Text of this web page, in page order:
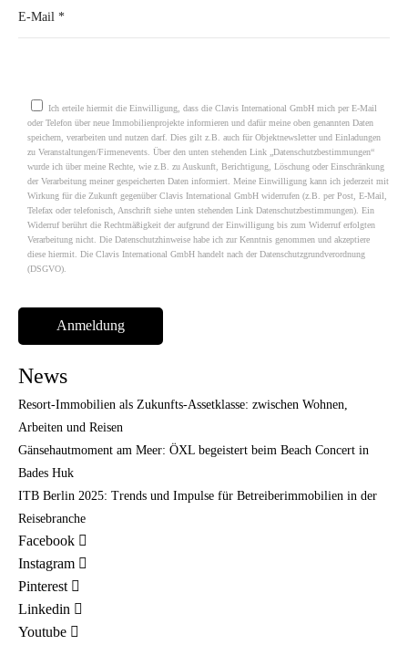
Ich erteile hiermit die Einwilligung, dass die Clavis International GmbH mich per E-Mail
oder Telefon über neue Immobilienprojekte informieren und dafür meine oben genannten Daten
speichern, verarbeiten und nutzen darf. Dies gilt z.B. auch für Objektnewsletter und Einladungen
zu Veranstaltungen/Firmenevents. Über den unten stehenden Link „Datenschutzbestimmungen“
wurde ich über meine Rechte, wie z.B. zu Auskunft, Berichtigung, Löschung oder Einschränkung
der Verarbeitung meiner gespeicherten Daten informiert. Meine Einwilligung kann ich jederzeit mit
Wirkung für die Zukunft gegenüber Clavis International GmbH widerrufen (z.B. per Post, E-Mail,
Telefax oder telefonisch, Anschrift siehe unten stehenden Link Datenschutzbestimmungen). Ein
Widerruf berührt die Rechtmäßigkeit der aufgrund der Einwilligung bis zum Widerruf erfolgten
Verarbeitung nicht. Die Datenschutzhinweise habe ich zur Kenntnis genommen und akzeptiere
diese hiermit. Die Clavis International GmbH handelt nach der Datenschutzgrundverordnung
(DSGVO).
News
Resort-Immobilien als Zukunfts-Assetklasse: zwischen Wohnen,
Arbeiten und Reisen
Gänsehautmoment am Meer: ÖXL begeistert beim Beach Concert in
Bades Huk
ITB Berlin 2025: Trends und Impulse für Betreiberimmobilien in der
Reisebranche
Facebook
Instagram
Pinterest
Linkedin
Youtube